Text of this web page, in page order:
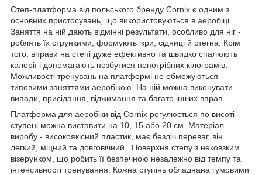
Степ-платформа від польського бренду Cornix є одним з
основних пристосувань, що використовуються в аеробіці.
Заняття на ній дають відмінні результати, особливо для ніг -
роблять їх стрункими, формують ікри, сідниці й стегна. Крім
того, вправи на степі дуже ефективно та швидко спалюють
калорії і допомагають позбутися непотрібних кілограмів.
Можливості тренувань на платформі не обмежуються
типовими заняттями аеробікою. На ній можна виконувати
випади, присідання, віджимання та багато інших вправ.
Платформа для аеробіки від Cornix регулюється по висоті -
ступені можна виставити на 10, 15 або 20 см. Матеріал
виробу - високоякісний пластик, має безліч переваг, він
легкий, міцний та довговічний. Поверхня степу з нековзким
візерунком, що робить її безпечною незалежно від темпу та
інтенсивності тренування. Кожна ступінь обладнана гумовими